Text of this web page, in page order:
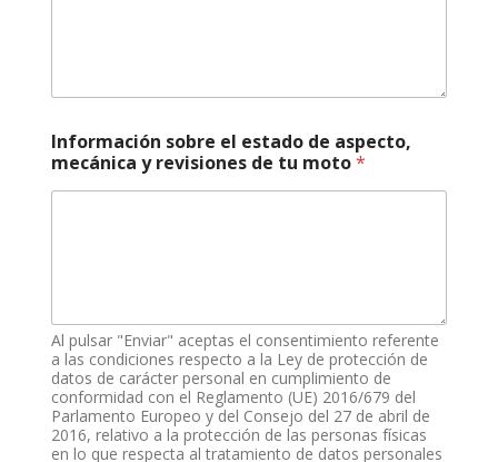
Información sobre el estado de aspecto,
mecánica y revisiones de tu moto*
Al pulsar "Enviar" aceptas el consentimiento referente
a las condiciones respecto a la Ley de protección de
datos de carácter personal en cumplimiento de
conformidad con el Reglamento (UE) 2016/679 del
Parlamento Europeo y del Consejo del 27 de abril de
2016, relativo a la protección de las personas físicas
en lo que respecta al tratamiento de datos personales